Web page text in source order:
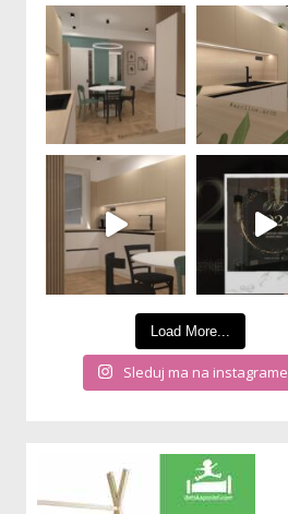
Load More...
Sleduj ma na instagrame